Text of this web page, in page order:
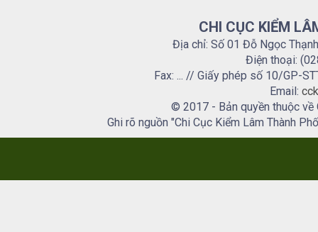
CHI CỤC KIỂM
Địa chỉ: Số 01 Đỗ Ngọc
Điện thoại:
Fax: ... // Giấy phép số 10/GP-
Email:
© 2017 - Bản quyền thuộc về
Ghi rõ nguồn "Chi Cục Kiểm Lâm Thành